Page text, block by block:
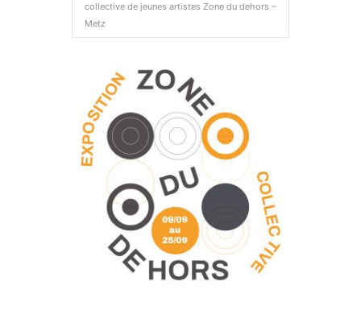
collective de jeunes artistes Zone du dehors –
Metz